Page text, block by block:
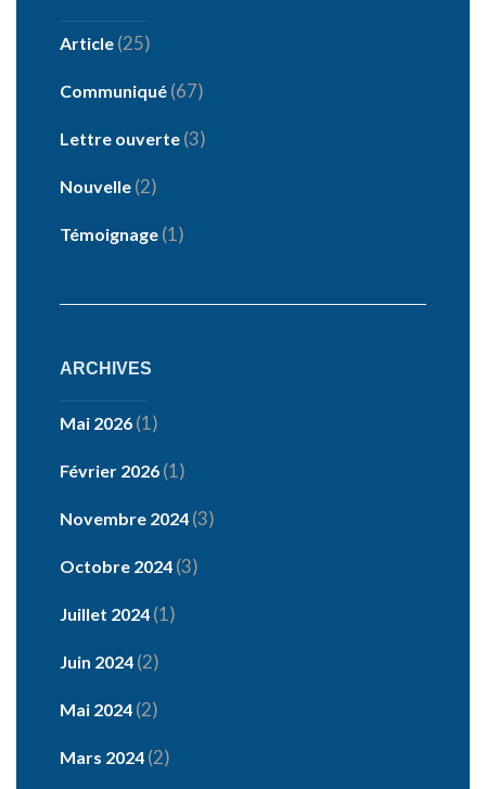
Article (25)
Communiqué (67)
Lettre ouverte (3)
Nouvelle (2)
Témoignage (1)
ARCHIVES
Mai 2026 (1)
Février 2026 (1)
Novembre 2024 (3)
Octobre 2024 (3)
Juillet 2024 (1)
Juin 2024 (2)
Mai 2024 (2)
Mars 2024 (2)